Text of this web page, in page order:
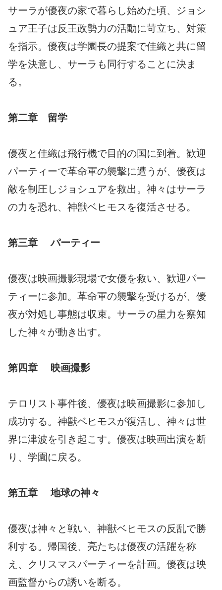
サーラが優夜の家で暮らし始めた頃、ジョシ
ュア王子は反王政勢力の活動に苛立ち、対策
を指示。優夜は学園長の提案で佳織と共に留
学を決意し、サーラも同行することに決ま
る。
第二章 留学
優夜と佳織は飛行機で目的の国に到着。歓迎
パーティーで革命軍の襲撃に遭うが、優夜は
敵を制圧しジョシュアを救出。神々はサーラ
の力を恐れ、神獣ベヒモスを復活させる。
第三章 パーティー
優夜は映画撮影現場で女優を救い、歓迎パー
ティーに参加。革命軍の襲撃を受けるが、優
夜が対処し事態は収束。サーラの星力を察知
した神々が動き出す。
第四章 映画撮影
テロリスト事件後、優夜は映画撮影に参加し
成功する。神獣ベヒモスが復活し、神々は世
界に津波を引き起こす。優夜は映画出演を断
り、学園に戻る。
第五章 地球の神々
優夜は神々と戦い、神獣ベヒモスの反乱で勝
利する。帰国後、亮たちは優夜の活躍を称
え、クリスマスパーティーを計画。優夜は映
画監督からの誘いを断る。